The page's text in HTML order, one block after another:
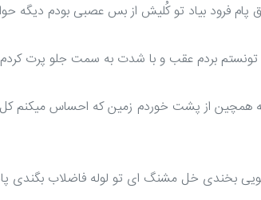
پام فرود بیاد تو کُلیش از بس عصبی بودم دیگه
تونستم بردم عقب و با شدت به سمت جلو پرت
همچین از پشت خوردم زمین که احساس میکنم
بخندی خل مشنگ ای تو لوله فاضلاب بگندی